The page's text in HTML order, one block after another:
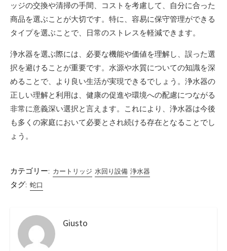
ッジの交換や清掃の手間、コストを考慮して、自分に合った
商品を選ぶことが大切です。特に、容易に保守管理ができる
タイプを選ぶことで、日常のストレスを軽減できます。
浄水器を選ぶ際には、必要な機能や価値を理解し、誤った選
択を避けることが重要です。水源や水質についての知識を深
めることで、より良い生活が実現できるでしょう。浄水器の
正しい理解と利用は、健康の促進や環境への配慮につながる
非常に意義深い選択と言えます。これにより、浄水器は今後
も多くの家庭において必要とされ続ける存在となることでし
ょう。
カテゴリー: カートリッジ 水回り設備 浄水器
タグ: 蛇口
Giusto